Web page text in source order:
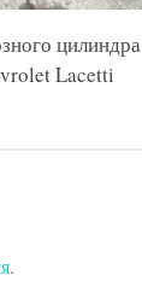
цилиндра
Lacetti
.